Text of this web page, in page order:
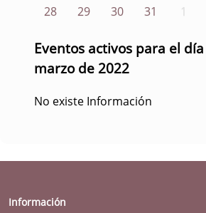
28
29 30 31 1
Eventos activos para el
marzo de 2022
No existe Información
Información